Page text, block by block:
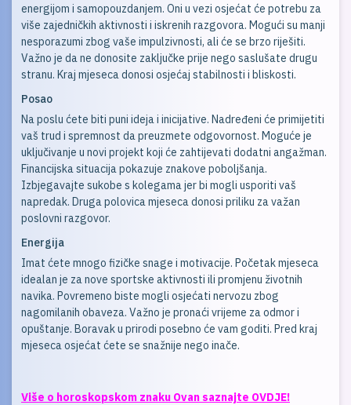
energijom i samopouzdanjem. Oni u vezi osjećat će potrebu za
više zajedničkih aktivnosti i iskrenih razgovora. Mogući su manji
nesporazumi zbog vaše impulzivnosti, ali će se brzo riješiti.
Važno je da ne donosite zaključke prije nego saslušate drugu
stranu. Kraj mjeseca donosi osjećaj stabilnosti i bliskosti.
Posao
Na poslu ćete biti puni ideja i inicijative. Nadređeni će primijetiti
vaš trud i spremnost da preuzmete odgovornost. Moguće je
uključivanje u novi projekt koji će zahtijevati dodatni angažman.
Financijska situacija pokazuje znakove poboljšanja.
Izbjegavajte sukobe s kolegama jer bi mogli usporiti vaš
napredak. Druga polovica mjeseca donosi priliku za važan
poslovni razgovor.
Energija
Imat ćete mnogo fizičke snage i motivacije. Početak mjeseca
idealan je za nove sportske aktivnosti ili promjenu životnih
navika. Povremeno biste mogli osjećati nervozu zbog
nagomilanih obaveza. Važno je pronaći vrijeme za odmor i
opuštanje. Boravak u prirodi posebno će vam goditi. Pred kraj
mjeseca osjećat ćete se snažnije nego inače.
Više o horoskopskom znaku Ovan saznajte OVDJE!